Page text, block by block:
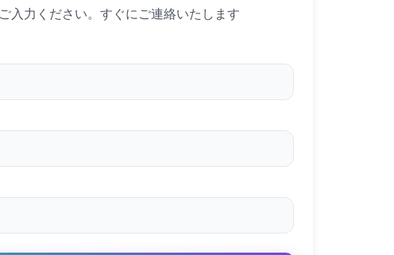
入力ください。すぐにご連絡いたします